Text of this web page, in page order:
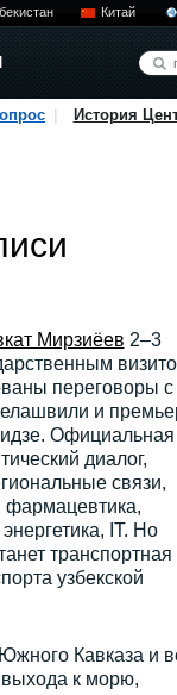
Китай
История
Мирзиёев 2–3
переговоры с
и
Официальная
диалог,
связи,
фармацевтика,
IT. Но
транспортная
узбекской
Кавказа и
к морю,